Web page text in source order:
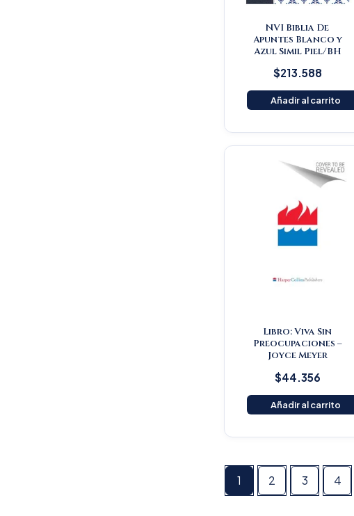
NVI Biblia De
Apuntes Blanco y
Azul Simil Piel/BH
$213.588
Añadir al carrito
Libro: Viva Sin
Preocupaciones –
Joyce Meyer
$44.356
Añadir al carrito
1 2 3 4